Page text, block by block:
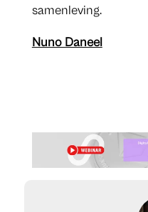
samenleving.
Nuno Daneel